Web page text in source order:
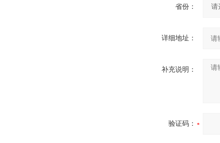
省份：
详细地址：
补充说明：
验证码：